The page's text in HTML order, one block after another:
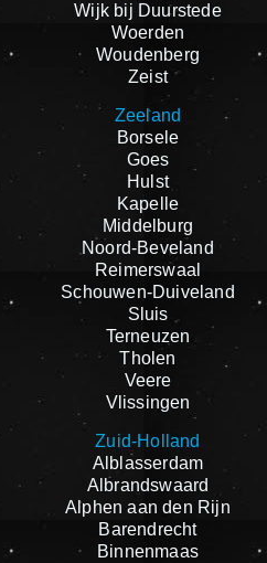
Wijk bij Duurstede
Woerden
Woudenberg
Zeist
Zeeland
Borsele
Goes
Hulst
Kapelle
Middelburg
Noord-Beveland
Reimerswaal
Schouwen-Duiveland
Sluis
Terneuzen
Tholen
Veere
Vlissingen
Zuid-Holland
Alblasserdam
Albrandswaard
Alphen aan den Rijn
Barendrecht
Binnenmaas